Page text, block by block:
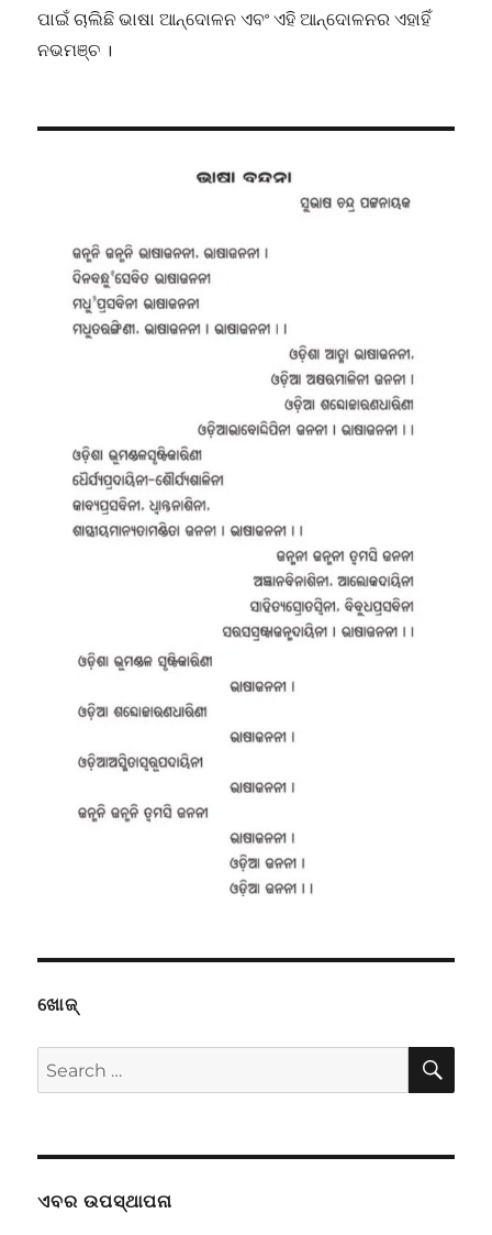
ପାଇଁ ଚାଲିଛି ଭାଷା ଆନ୍ଦୋଳନ ଏବଂ ଏହି ଆନ୍ଦୋଳନର ଏହାହିଁ
ନଭମଞ୍ଚ ।
ଖୋଜ୍
Search
for:
ଏବର ଉପସ୍ଥାପନା